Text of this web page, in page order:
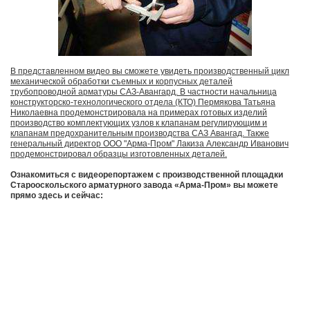
В представленном видео вы сможете увидеть производственный цикл
механической обработки съемных и корпусных деталей
трубопроводной арматуры САЗ-Авангард. В частности начальница
конструкторско-технологического отдела (КТО) Пермякова Татьяна
Николаевна продемонстрировала на примерах готовых изделий
производство комплектующих узлов к клапанам регулирующим и
клапанам предохранительным производства САЗ Авангад. Также
генеральный директор ООО "Арма-Пром" Лакиза Александр Иванович
продемонстрировал образцы изготовленных деталей.
Ознакомиться с видеорепортажем с производственной площадки
Старооскольского арматурного завода «Арма-Пром» вы можете
прямо здесь и сейчас: